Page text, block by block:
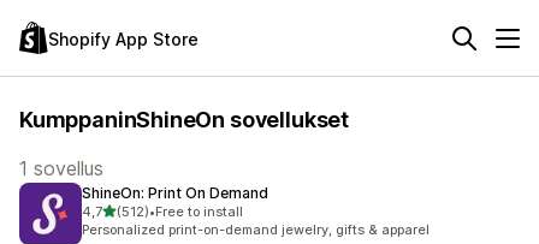
Shopify App Store
KumppaninShineOn sovellukset
1 sovellus
ShineOn: Print On Demand
4,7/ 5 tähteä
(512)
512 arvostelua yhteensä
•Free to install
Personalized print-on-demand jewelry, gifts & apparel